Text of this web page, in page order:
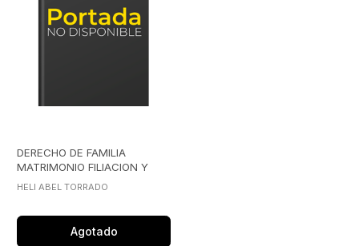
DERECHO DE FAMILIA
MATRIMONIO FILIACION Y
DIVORCIO
HELI ABEL TORRADO
Agotado